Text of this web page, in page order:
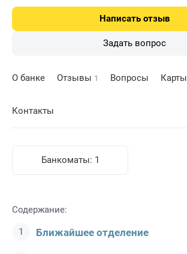
Написать отзыв
Задать вопрос
О банке Отзывы 1 Вопросы Карты
Контакты
Банкоматы: 1
Содержание:
Ближайшее отделение